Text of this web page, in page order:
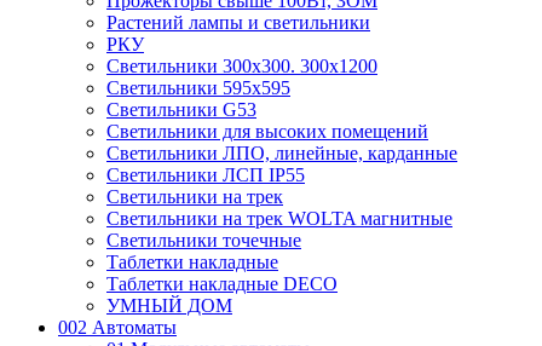
Растений лампы и светильники
РКУ
Светильники 300х300. 300х1200
Светильники 595х595
Светильники G53
Светильники для высоких помещений
Светильники ЛПО, линейные, карданные
Светильники ЛСП IP55
Светильники на трек
Светильники на трек WOLTA магнитные
Светильники точечные
Таблетки накладные
Таблетки накладные DECO
УМНЫЙ ДОМ
002 Автоматы